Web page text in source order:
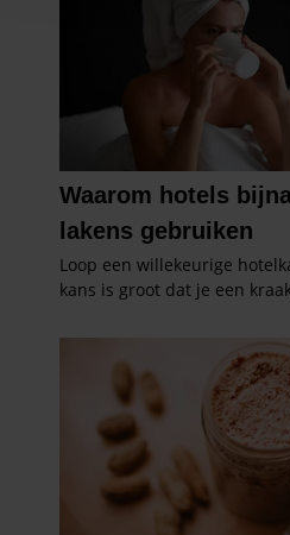
en om ons websiteverkeer te
informatie over uw gebruik van
partners voor social media,
partners kunnen deze
informatie die u aan ze heeft
verzameld op basis van uw
gaat akkoord met onze